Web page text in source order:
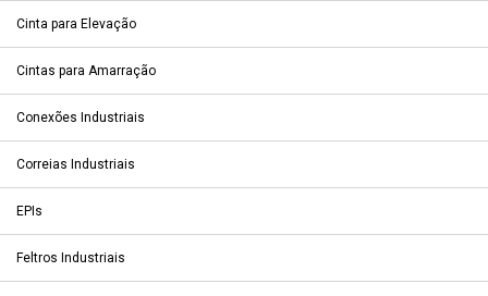
Cinta para Elevação
Cintas para Amarração
Conexões Industriais
Correias Industriais
EPIs
Feltros Industriais